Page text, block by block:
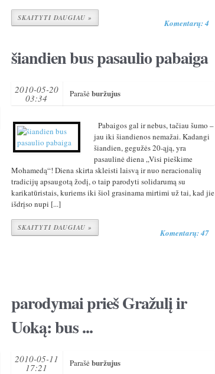
SKAITYTI DAUGIAU » Komentarų: 4
šiandien bus pasaulio pabaiga
2010-05-20
03:34 Parašėburžujus
Pabaigos gal ir nebus, tačiau šumo –
jau iki šiandienos nemažai. Kadangi
šiandien, gegužės 20-ąją, yra
pasaulinė diena „Visi pieškime
Mohamedą“! Diena skirta skleisti laisvą ir nuo neracionalių
tradicijų apsaugotą žodį, o taip parodyti solidarumą su
karikatūristais, kuriems iki šiol grasinama mirtimi už tai, kad jie
išdrįso nupi [...]
SKAITYTI DAUGIAU » Komentarų: 47
parodymai prieš Gražulį ir
Uoką: bus ...
2010-05-11
17:21 Parašėburžujus